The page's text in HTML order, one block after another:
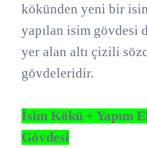
kökünden yeni bir
yapılan isim gövdesi
yer alan altı çizili
gövdeleridir.
İsim Kökü + Yapım
Gövdesi